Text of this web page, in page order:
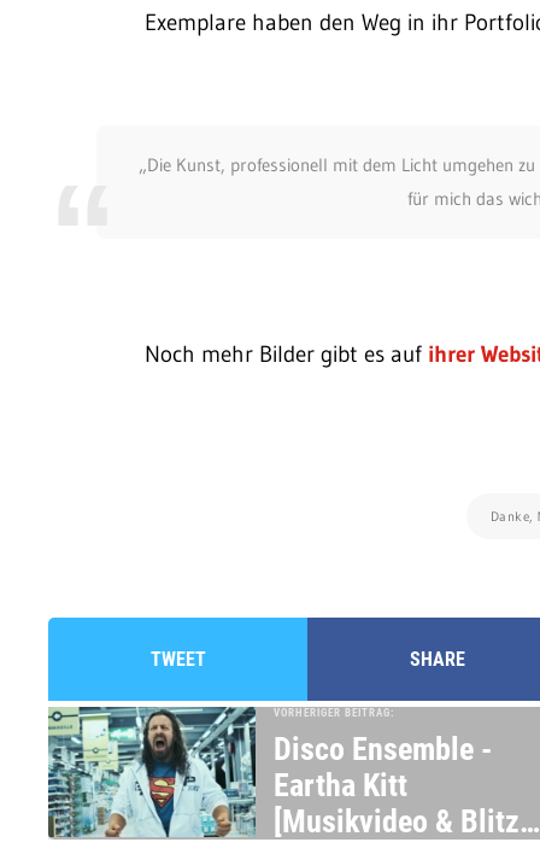
Exemplare haben den Weg in ihr
„Die Kunst, professionell mit dem Licht umgehen
für mich das
Noch mehr Bilder gibt es auf ihrer
Danke,
TWEET SHARE
VORHERIGER BEITRAG:
Disco Ensemble -
Eartha Kitt
[Musikvideo & Blitz-